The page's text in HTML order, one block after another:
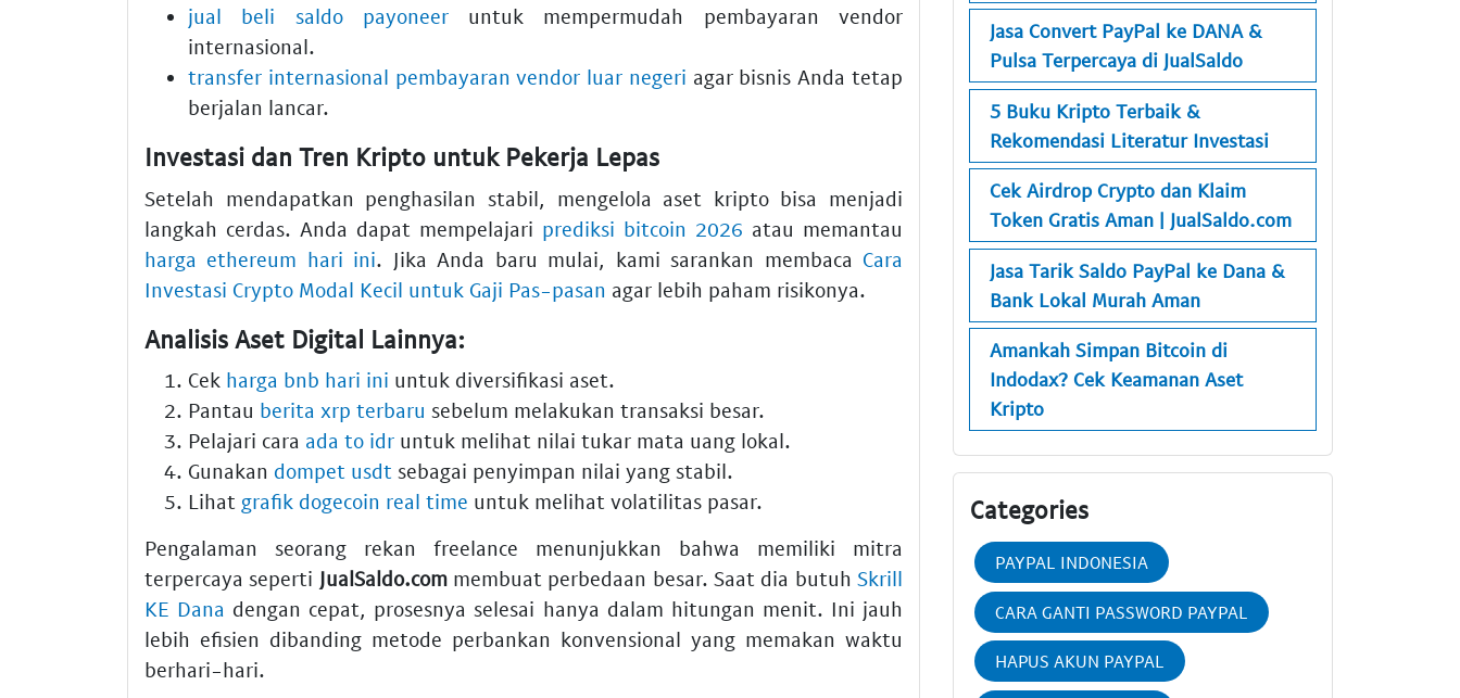
jual beli saldo payoneeruntuk mempermudah pembayaran vendor
internasional.
transfer internasional pembayaran vendor luar negeri agar bisnis Anda tetap
berjalan lancar.
Investasi dan Tren Kripto untuk Pekerja Lepas
Setelah mendapatkan penghasilan stabil, mengelola aset kripto bisa menjadi
langkah cerdas. Anda dapat mempelajari prediksi bitcoin 2026 atau memantau
harga ethereum hari ini. Jika Anda baru mulai, kami sarankan membaca Cara
Investasi Crypto Modal Kecil untuk Gaji Pas-pasan agar lebih paham risikonya.
Analisis Aset Digital Lainnya:
Cek harga bnb hari ini untuk diversifikasi aset.
Pantau berita xrp terbaru sebelum melakukan transaksi besar.
Pelajari cara ada to idr untuk melihat nilai tukar mata uang lokal.
Gunakan dompet usdt sebagai penyimpan nilai yang stabil.
Lihat grafik dogecoin real time untuk melihat volatilitas pasar.
Pengalaman seorang rekan freelance menunjukkan bahwa memiliki mitra
terpercaya seperti JualSaldo.commembuat perbedaan besar. Saat dia butuhSkrill
KE Dana dengan cepat, prosesnya selesai hanya dalam hitungan menit. Ini jauh
lebih efisien dibanding metode perbankan konvensional yang memakan waktu
berhari-hari.
Jasa Convert PayPal ke DANA &
Pulsa Terpercaya di JualSaldo
5 Buku Kripto Terbaik &
Rekomendasi Literatur Investasi
Cek Airdrop Crypto dan Klaim
Token Gratis Aman | JualSaldo.com
Jasa Tarik Saldo PayPal ke Dana &
Bank Lokal Murah Aman
Amankah Simpan Bitcoin di
Indodax? Cek Keamanan Aset
Kripto
Categories
PAYPAL INDONESIA
CARA GANTI PASSWORD PAYPAL
HAPUS AKUN PAYPAL